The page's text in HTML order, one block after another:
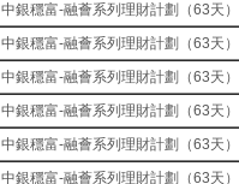
中銀穩富-融薈系列理財計劃（63天）
中銀穩富-融薈系列理財計劃（63天）
中銀穩富-融薈系列理財計劃（63天）
中銀穩富-融薈系列理財計劃（63天）
中銀穩富-融薈系列理財計劃（63天）
中銀穩富-融薈系列理財計劃（63天）